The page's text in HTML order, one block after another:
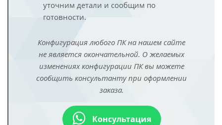
уточним детали и сообщим по
готовности.
Конфигурация любого ПК на нашем сайте
не является окончательной. О желаемых
изменениях конфигурации ПК вы можете
сообщить консультанту при оформлении
заказа.
Консультация